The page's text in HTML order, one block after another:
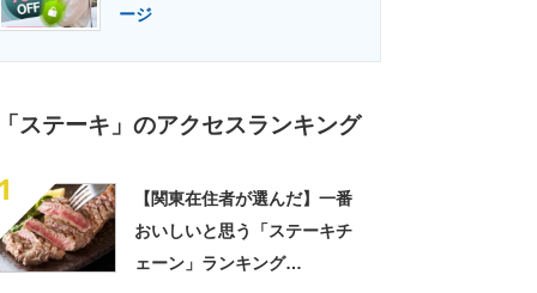
ージ
「ステーキ」のアクセスランキング
【関東在住者が選んだ】一番
おいしいと思う「ステーキチ
ェーン」ランキング